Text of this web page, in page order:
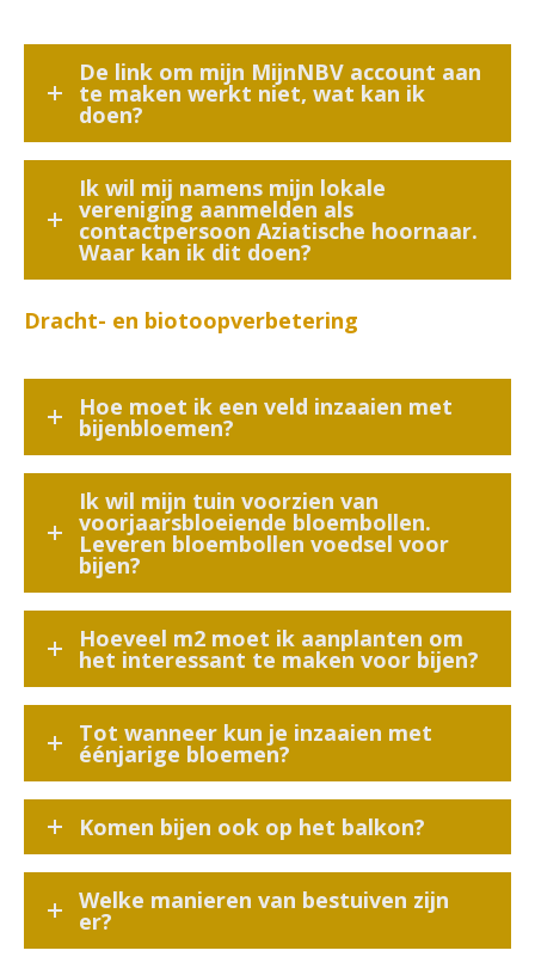
De link om mijn MijnNBV account aan
te maken werkt niet, wat kan ik
doen?
Ik wil mij namens mijn lokale
vereniging aanmelden als
contactpersoon Aziatische hoornaar.
Waar kan ik dit doen?
Dracht- en biotoopverbetering
Hoe moet ik een veld inzaaien met
bijenbloemen?
Ik wil mijn tuin voorzien van
voorjaarsbloeiende bloembollen.
Leveren bloembollen voedsel voor
bijen?
Hoeveel m2 moet ik aanplanten om
het interessant te maken voor bijen?
Tot wanneer kun je inzaaien met
éénjarige bloemen?
Komen bijen ook op het balkon?
Welke manieren van bestuiven zijn
er?